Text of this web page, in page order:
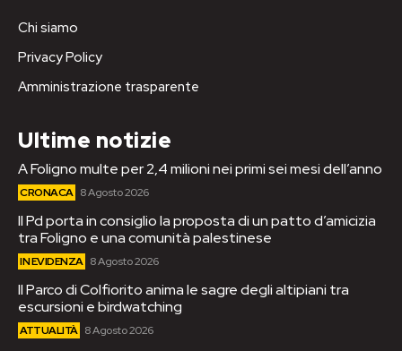
Chi siamo
Privacy Policy
Amministrazione trasparente
Ultime notizie
A Foligno multe per 2,4 milioni nei primi sei mesi dell’anno
CRONACA 8 Agosto 2026
Il Pd porta in consiglio la proposta di un patto d’amicizia
tra Foligno e una comunità palestinese
IN EVIDENZA 8 Agosto 2026
Il Parco di Colfiorito anima le sagre degli altipiani tra
escursioni e birdwatching
ATTUALITÀ 8 Agosto 2026